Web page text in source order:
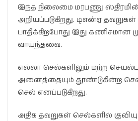
இந்த நிலைமை மரபணு
அறியப்படுகிறது. டிஎன்ஏ
பாதிக்கிறபோது இது கணிசமான
வாய்ந்தவை.
எல்லா செல்களிலும் மற்ற
அனைத்தையும் தூண்டுகின்ற
செல் எனப்படுகிறது.
அதிக தவறுகள் செல்களில்